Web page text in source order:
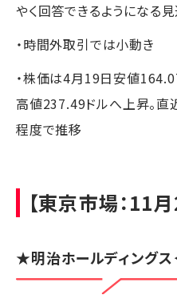
やく回答できるようになる
・時間外取引では小動き
・株価は4月19日安値
高値237.49ドルへ上昇。
程度で推移
【東京市場：11月
★明治ホールディングス